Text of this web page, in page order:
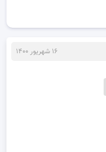
۱۶ شهریور ۱۴۰۰